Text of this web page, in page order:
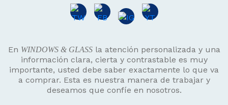
En WINDOWS & GLASSla atención personalizada y una
información clara, cierta y contrastable es muy
importante, usted debe saber exactamente lo que va
a comprar. Esta es nuestra manera de trabajar y
deseamos que confíe en nosotros.